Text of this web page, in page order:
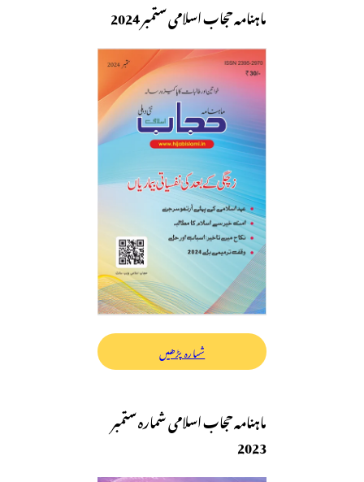
ماہنامہ حجاب اسلامی ستمبر 2024
شمارہ پڑھیں
ماہنامہ حجاب اسلامی شمارہ ستمبر
2023